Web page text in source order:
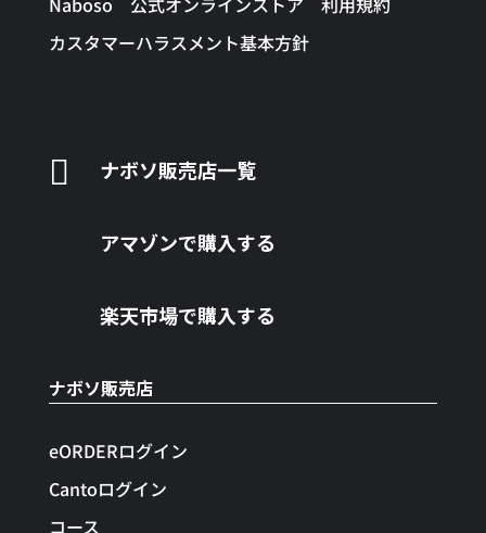
カスタマーハラスメント基本方針
 ナボソ販売店一覧
アマゾンで購入する
楽天市場で購入する
ナボソ販売店
eORDERログイン
Cantoログイン
コース